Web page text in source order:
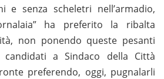
senza scheletri nell’armadio,
ha preferito la ribalta
non ponendo queste pesanti
a Sindaco della Città
preferendo, oggi, pugnalarli